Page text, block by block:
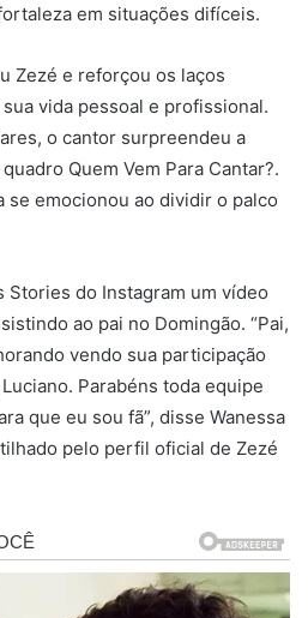
em situações difíceis.
Zezé e reforçou os laços
vida pessoal e profissional.
o cantor surpreendeu a
Quem Vem Para Cantar?.
se emocionou ao dividir o palco
Stories do Instagram um vídeo
ao pai no Domingão. “Pai,
vendo sua participação
Parabéns toda equipe
que eu sou fã”, disse Wanessa
pelo perfil oficial de Zezé